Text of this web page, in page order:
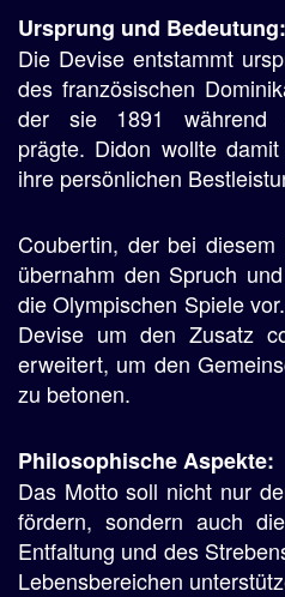
Ursprung und Bedeutung:
Die Devise entstammt
des französischen
der sie 1891 während
prägte. Didon wollte
ihre persönlichen
Coubertin, der bei diesem
übernahm den Spruch
die Olympischen Spiele
Devise um den Zusatz
erweitert, um den
zu betonen.
Philosophische Aspekte:
Das Motto soll nicht nur
fördern, sondern auch
Entfaltung und des
Lebensbereichen